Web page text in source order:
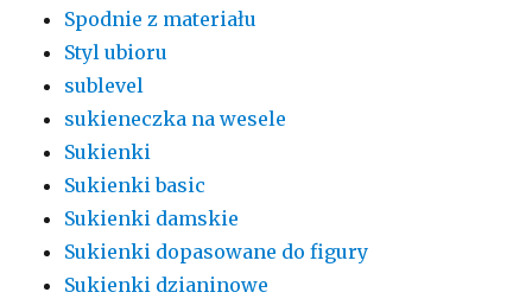
Spodnie z materiału
Styl ubioru
sublevel
sukieneczka na wesele
Sukienki
Sukienki basic
Sukienki damskie
Sukienki dopasowane do figury
Sukienki dzianinowe